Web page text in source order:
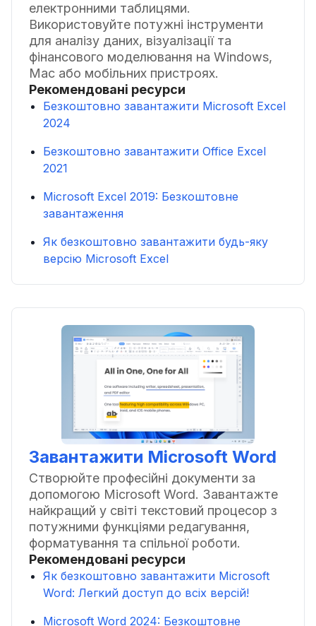
електронними таблицями.
Використовуйте потужні інструменти
для аналізу даних, візуалізації та
фінансового моделювання на Windows,
Mac або мобільних пристроях.
Рекомендовані ресурси
Безкоштовно завантажити Microsoft Excel
2024
Безкоштовно завантажити Office Excel
2021
Microsoft Excel 2019: Безкоштовне
завантаження
Як безкоштовно завантажити будь-яку
версію Microsoft Excel
Завантажити Microsoft Word
Створюйте професійні документи за
допомогою Microsoft Word. Завантажте
найкращий у світі текстовий процесор з
потужними функціями редагування,
форматування та спільної роботи.
Рекомендовані ресурси
Як безкоштовно завантажити Microsoft
Word: Легкий доступ до всіх версій!
Microsoft Word 2024: Безкоштовне